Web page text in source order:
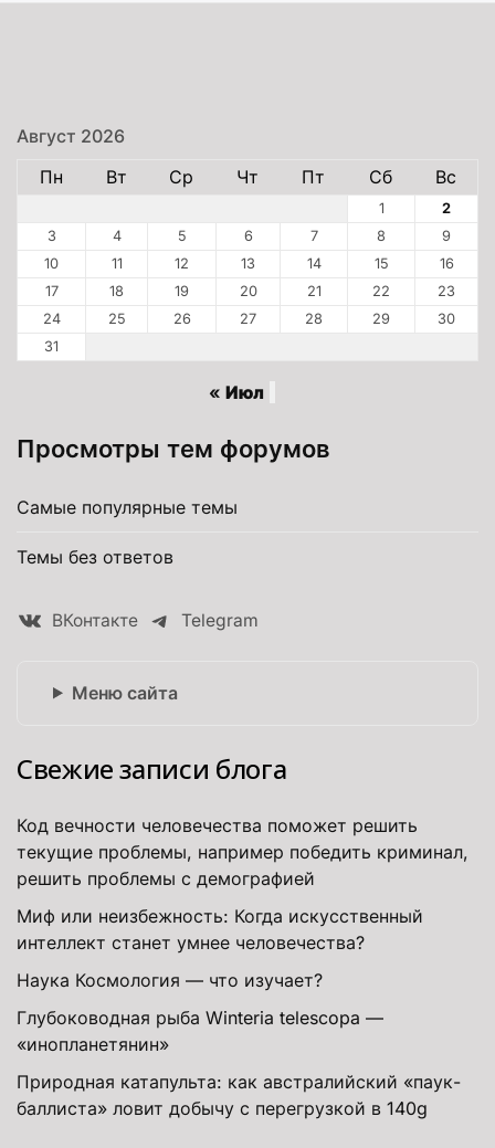
Август 2026
Пн
Вт Ср Чт Пт Сб Вс
1
2
3
4 5 6 7 8
9
10
11 12 13 14 15
16
17
18 19 20 21 22
23
24
25 26 27 28 29
30
31
« Июл
Просмотры тем форумов
Самые популярные темы
Темы без ответов
ВКонтакте Telegram
Меню сайта
Свежие записи блога
Код вечности человечества поможет решить
текущие проблемы, например победить криминал,
решить проблемы с демографией
Миф или неизбежность: Когда искусственный
интеллект станет умнее человечества?
Наука Космология — что изучает?
Глубоководная рыба Winteria telescopa —
«инопланетянин»
Природная катапульта: как австралийский «паук-
баллиста» ловит добычу с перегрузкой в 140g